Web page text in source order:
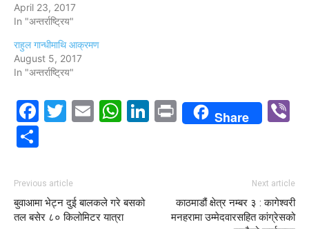
April 23, 2017
In "अन्तर्राष्ट्रिय"
राहुल गान्धीमाथि आक्रमण
August 5, 2017
In "अन्तर्राष्ट्रिय"
Facebook
Twitter
EmailWhatsApp
LinkedIn
PrintShare
Previous article
बुवाआमा भेट्न दुई बालकले गरे बसको
तल बसेर ८० किलोमिटर यात्रा
Next article
काठमाडौं क्षेत्र नम्बर ३ : कागेश्वरी
मनहरामा उम्मेदवारसहित कांग्रेसको